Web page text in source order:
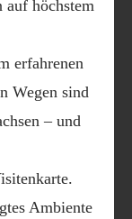
auf höchstem
erfahrenen
Wegen sind
– und
Ambiente